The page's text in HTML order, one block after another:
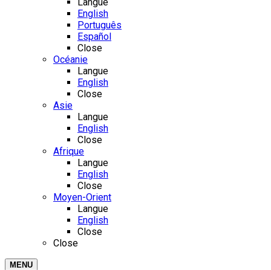
English
Português
Español
Close
Océanie
Langue
English
Close
Asie
Langue
English
Close
Afrique
Langue
English
Close
Moyen-Orient
Langue
English
Close
Close
MENU